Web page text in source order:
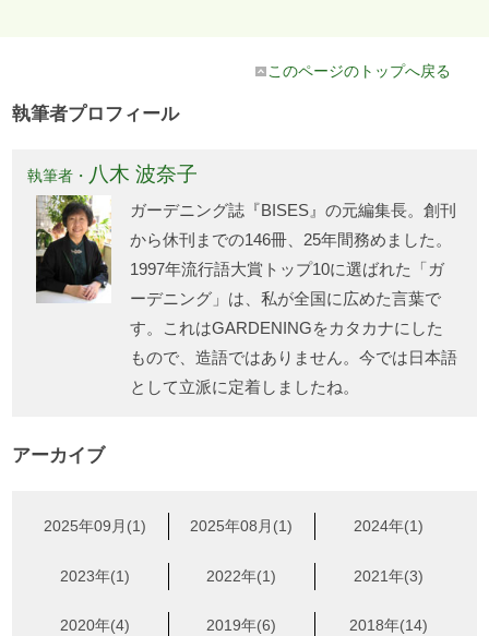
このページのトップへ戻る
執筆者プロフィール
執筆者・ 八木 波奈子
ガーデニング誌『BISES』の元編集長。創刊
から休刊までの146冊、25年間務めました。
1997年流行語大賞トップ10に選ばれた「ガ
ーデニング」は、私が全国に広めた言葉で
す。これはGARDENINGをカタカナにした
もので、造語ではありません。今では日本語
として立派に定着しましたね。
アーカイブ
2025年09月(1) 2025年08月(1) 2024年(1)
2023年(1) 2022年(1) 2021年(3)
2020年(4) 2019年(6) 2018年(14)